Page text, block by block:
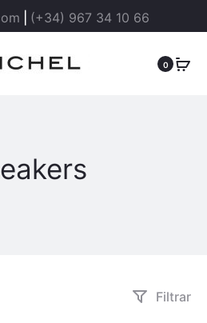
(+34) 967 34 10 66
0
Filtrar